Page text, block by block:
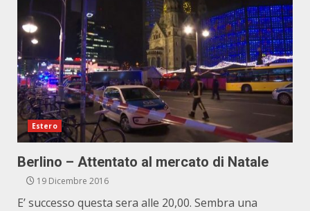
Estero
Berlino – Attentato al mercato di Natale
19 Dicembre 2016
E’ successo questa sera alle 20,00. Sembra una